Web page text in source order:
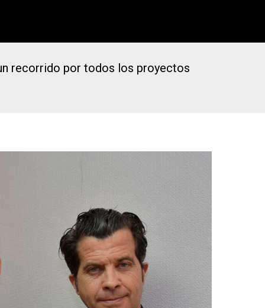
recorrido por todos los proyectos